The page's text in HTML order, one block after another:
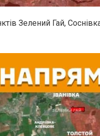
Зелений Гай,